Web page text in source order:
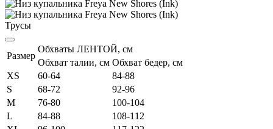
Трусы
Размер
Обхваты ЛЕНТОЙ, см
Обхват талии, см Обхват бедер, см
XS
60-64
84-88
S
68-72
92-96
M
76-80
100-104
L
84-88
108-112